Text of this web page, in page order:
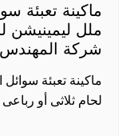
ملل ليمينيشن
شركة
لحام ثلاثى أو